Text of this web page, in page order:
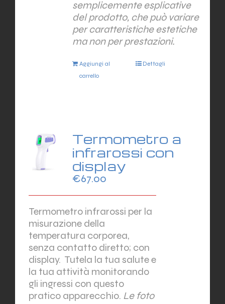
semplicemente esplicative
del prodotto, che può variare
per caratteristiche estetiche
ma non per prestazioni.
Aggiungi al
carrello
Dettagli
Termometro a
infrarossi con
display
€67.00
Termometro infrarossi per la
misurazione della
temperatura corporea,
senza contatto diretto; con
display. Tutela la tua salute e
la tua attività monitorando
gli ingressi con questo
pratico apparecchio. Le foto